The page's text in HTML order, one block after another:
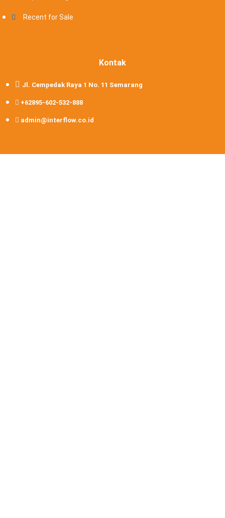
Recent for Sale
Kontak
Jl. Cempedak Raya 1 No. 11 Semarang
+62895-602-532-888
admin@interflow.co.id